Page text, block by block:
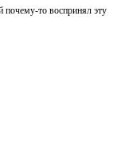
почему-то воспринял эту